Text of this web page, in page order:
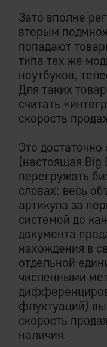
Зато вполне
вторым
попадают
типа тех же
ноутбуков,
Для таких
считать
скорость
Это
(настоящая Big
перегружать
словах: весь
артикула за
системой до
документа
нахождения в
отдельной
численными
флуктуаций)
скорость
наличия.